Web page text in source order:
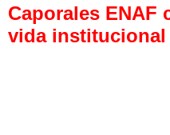
Caporales ENAF
vida institucional